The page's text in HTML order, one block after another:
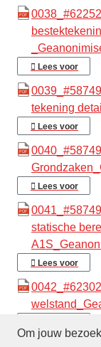
Om jouw
Lees voor
tekening
Lees voor
Lees voor
statische
Lees voor